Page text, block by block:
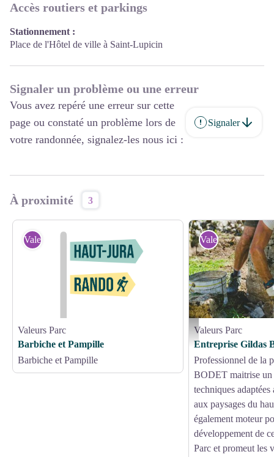
Accès routiers et parkings
Stationnement :
Place de l'Hôtel de ville à Saint-Lupicin
Signaler un problème ou une erreur
Vous avez repéré une erreur sur cette
page ou constaté un problème lors de
votre randonnée, signalez-les nous ici :
Signaler
À proximité 3
Valeurs Parc
Valeurs Parc
Barbiche et Pampille
Barbiche et Pampille
Gildas Bodet
Valeurs Parc
Valeurs Parc
Entreprise Gildas
Professionnel de la
BODET maitrise un
techniques
aux paysages du
également moteur
développement de
Parc et promeut les